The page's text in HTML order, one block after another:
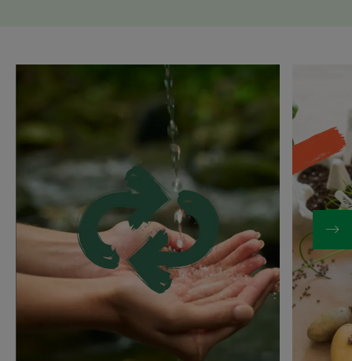
tout
eau,
comment
te
protéger
à
maison
avec
vos
enfants